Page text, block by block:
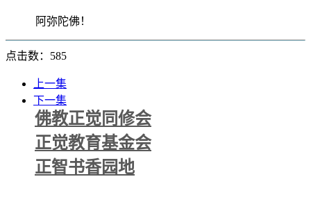
阿弥陀佛！
点击数：585
上一集
下一集
佛教正觉同修会
正觉教育基金会
正智书香园地